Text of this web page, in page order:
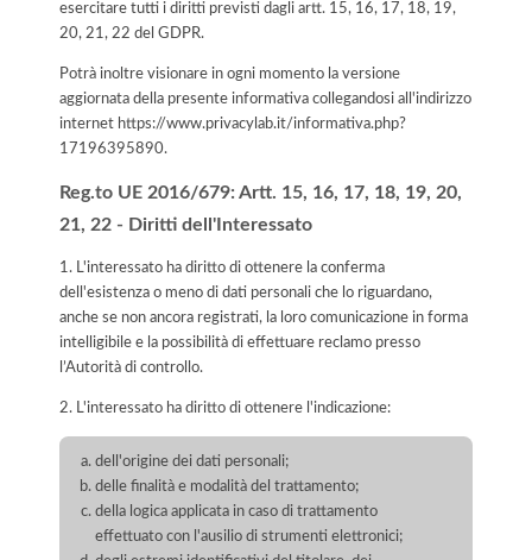
esercitare tutti i diritti previsti dagli artt. 15, 16, 17, 18, 19,
20, 21, 22 del GDPR.
Potrà inoltre visionare in ogni momento la versione
aggiornata della presente informativa collegandosi all'indirizzo
internet https://www.privacylab.it/informativa.php?
17196395890.
Reg.to UE 2016/679: Artt. 15, 16, 17, 18, 19, 20,
21, 22 - Diritti dell'Interessato
1. L'interessato ha diritto di ottenere la conferma
dell'esistenza o meno di dati personali che lo riguardano,
anche se non ancora registrati, la loro comunicazione in forma
intelligibile e la possibilità di effettuare reclamo presso
l’Autorità di controllo.
2. L'interessato ha diritto di ottenere l'indicazione:
dell'origine dei dati personali;
delle finalità e modalità del trattamento;
della logica applicata in caso di trattamento
effettuato con l'ausilio di strumenti elettronici;